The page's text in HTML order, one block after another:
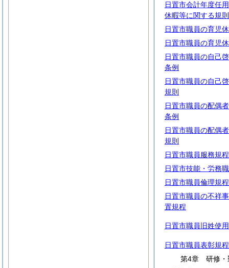
日置市会計年度任
休暇等に関する規則
日置市職員の育児
日置市職員の育児
日置市職員の自己
条例
日置市職員の自己
規則
日置市職員の配偶
条例
日置市職員の配偶
規則
日置市職員服務規程
日置市技能・労務
日置市職員倫理規程
日置市職員の不祥
置規程
日置市職員旧姓使
日置市職員表彰規程
第4章 研修・